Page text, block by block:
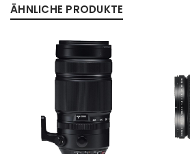
ÄHNLICHE PRODUKTE